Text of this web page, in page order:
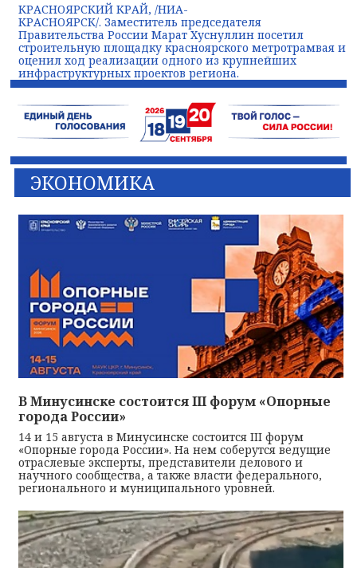
КРАСНОЯРСКИЙ КРАЙ, /НИА-
КРАСНОЯРСК/. Заместитель председателя
Правительства России Марат Хуснуллин посетил
строительную площадку красноярского метротрамвая и
оценил ход реализации одного из крупнейших
инфраструктурных проектов региона.
ЭКОНОМИКА
В Минусинске состоится III форум «Опорные
города России»
14 и 15 августа в Минусинске состоится III форум
«Опорные города России». На нем соберутся ведущие
отраслевые эксперты, представители делового и
научного сообщества, а также власти федерального,
регионального и муниципального уровней.